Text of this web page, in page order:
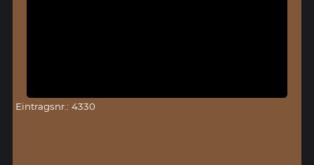
Eintragsnr.: 4330